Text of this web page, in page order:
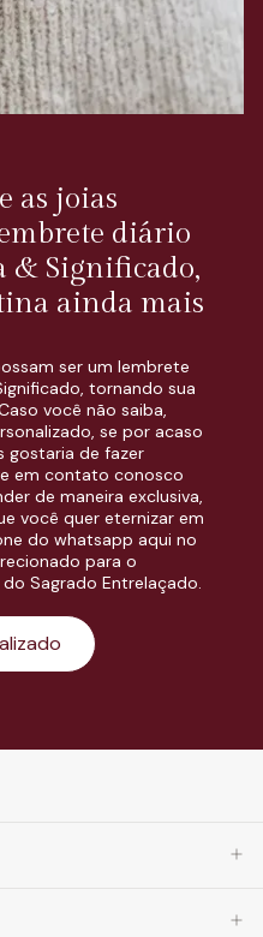
as joias
diário
& Significado,
ainda mais
ser um lembrete
tornando sua
você não saiba,
se por acaso
gostaria de fazer
em contato conosco
de maneira exclusiva,
você quer eternizar em
do whatsapp aqui no
para o
Sagrado Entrelaçado.